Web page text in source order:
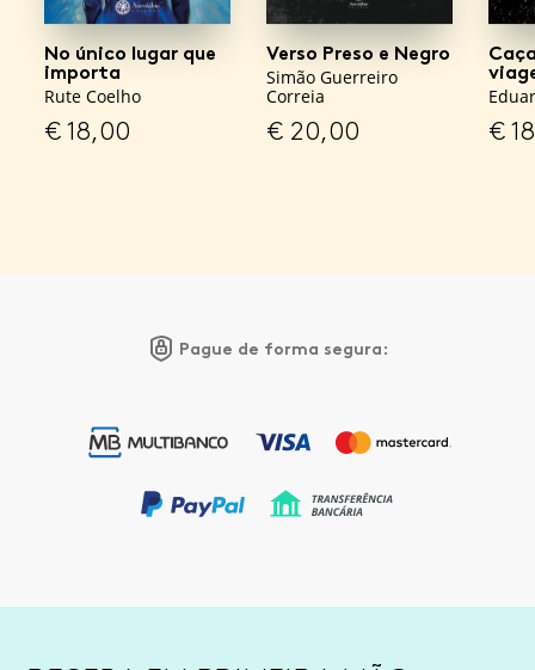
No único lugar que
importa
Rute Coelho
€18,00
Verso Preso e Negro
Simão Guerreiro
Correia
€ 20,00 €
Pague de forma segura: